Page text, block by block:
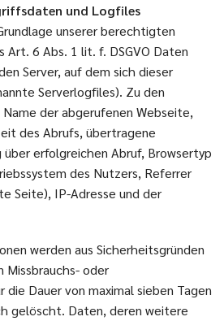
und Logfiles
unserer berechtigten
Art. 6 Abs. 1 lit. f. DSGVO Daten
Server, auf dem sich dieser
Serverlogfiles). Zu den
der abgerufenen Webseite,
des Abrufs, übertragene
erfolgreichen Abruf, Browsertyp
des Nutzers, Referrer
Seite), IP-Adresse und der
werden aus Sicherheitsgründen
Missbrauchs- oder
die Dauer von maximal sieben Tagen
gelöscht. Daten, deren weitere